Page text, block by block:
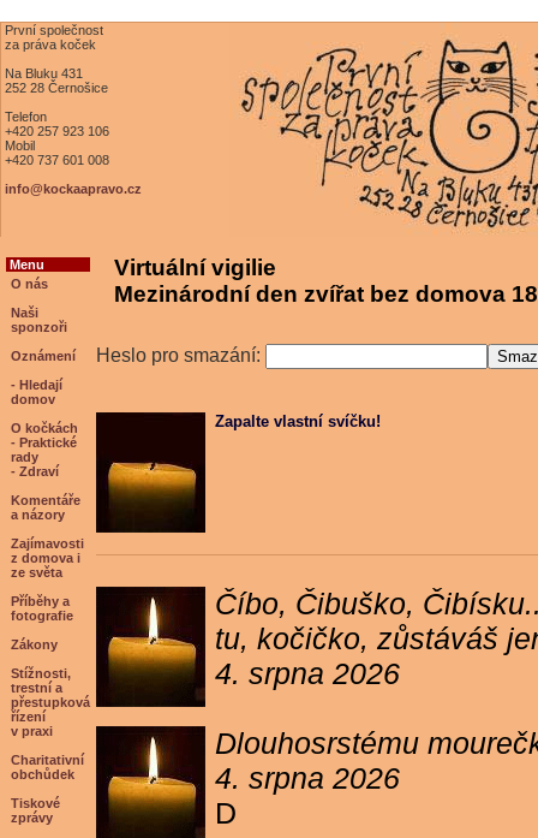
První společnost
za práva koček
Na Bluku 431
252 28 Černošice
Telefon
+420 257 923 106
Mobil
+420 737 601 008
info@kockaapravo.cz
Menu
O nás
Naši
sponzoři
Oznámení
- Hledají
domov
O kočkách
- Praktické
rady
- Zdraví
Komentáře
a názory
Zajímavosti
z domova i
ze světa
Příběhy a
fotografie
Zákony
Stížnosti,
trestní a
přestupková
řízení
v praxi
Charitativní
obchůdek
Tiskové
zprávy
Virtuální vigilie
Mezinárodní den zvířat bez domova
Heslo pro smazání:
Zapalte vlastní svíčku!
Číbo, Čibuško,
tu, kočičko, zůstáváš
4. srpna 2026
Dlouhosrstému
4. srpna 2026
D